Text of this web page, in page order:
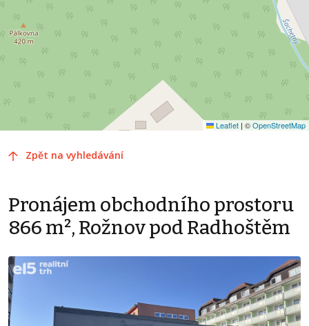
Leaflet | ©OpenStreetMap
Zpět na vyhledávání
Pronájem obchodního prostoru
866 m², Rožnov pod Radhoštěm